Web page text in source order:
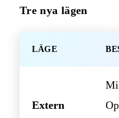
Tre nya lägen
LÄGE
Extern